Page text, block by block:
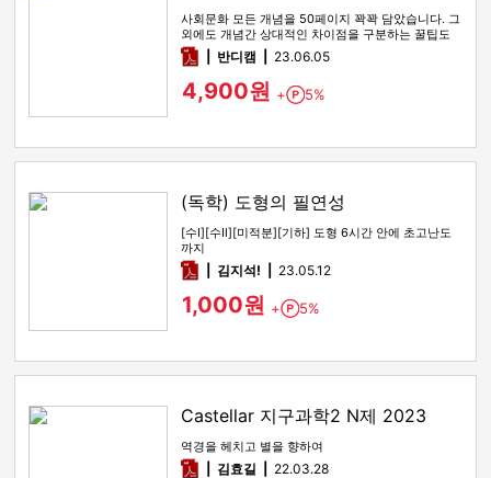
사회문화 모든 개념을 50페이지 꽉꽉 담았습니다. 그
외에도 개념간 상대적인 차이점을 구분하는 꿀팁도
함께 있습니다
pdf반디캠 23.06.05
4,900원 + Point
5%
(독학) 도형의 필연성
[수Ⅰ][수Ⅱ][미적분][기하] 도형 6시간 안에 초고난도
까지
pdf김지석! 23.05.12
1,000원 + Point
5%
Castellar 지구과학2 N제 2023
역경을 헤치고 별을 향하여
pdf김효길 22.03.28